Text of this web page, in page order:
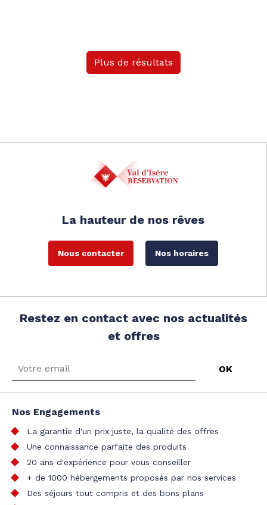
Plus de résultats
La hauteur de nos rêves
Nous contacter Nos horaires
Restez en contact avec nos actualités
et offres
Nos Engagements
La garantie d'un prix juste, la qualité des offres
Une connaissance parfaite des produits
20 ans d'expérience pour vous conseiller
+ de 1000 hébergements proposés par nos services
Des séjours tout compris et des bons plans